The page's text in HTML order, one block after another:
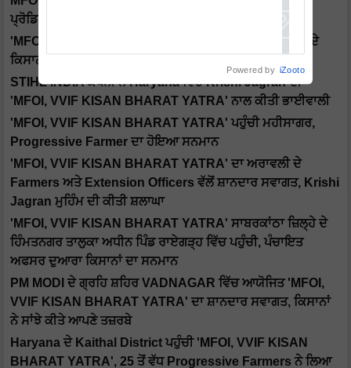
ਪ੍ਰੋਡਿਊਸਰ ਕੰਪਨੀ ਵੱਲੋਂ MFOI ਯਾਤਰਾ ਦਾ ਸ਼ਾਨਦਾਰ ਸਵਾਗਤ
'MFOI, VVIF KISAN BHARAT YATRA' ਦੌਰਾਨ ਹਰਿਆਣਾ ਦੇ
ਕਿਸਾਨਾਂ ਨੂੰ Krishi Jagran ਦੀਆਂ ਮੈਗਜ਼ੀਨ ਕੀਤੀਆਂ ਭੇਂਟ
STIHL INDIA ਕੰਪਨੀ ਨੇ Haryana ਵਿੱਚ Krishi Jagran ਦੀ
'MFOI, VVIF KISAN BHARAT YATRA' ਨਾਲ ਕੀਤੀ ਭਾਈਵਾਲੀ
'MFOI, VVIF KISAN BHARAT YATRA' ਪਹੁੰਚੀ ਮਹੀਸਾਗਰ,
Progressive Farmer ਦਾ ਹੋਇਆ ਸਨਮਾਨ
'MFOI, VVIF KISAN BHARAT YATRA' ਦਾ ਅਰਾਵਲੀ ਦੇ
Farmers ਅਤੇ Extension Officers ਵੱਲੋਂ ਸ਼ਾਨਦਾਰ ਸਵਾਗਤ, Krishi
Jagran ਮੁਹਿੰਮ ਦੀ ਕੀਤੀ ਸ਼ਲਾਘਾ
'MFOI, VVIF KISAN BHARAT YATRA' ਸਾਬਰਕਾਂਠਾ ਜ਼ਿਲ੍ਹੇ ਦੇ
ਹਿੰਮਤਨਗਰ ਤਾਲੁਕਾ ਅਧੀਨ ਪਿੰਡ ਰਾਏਗੜ੍ਹ ਵਿੱਚ ਪਹੁੰਚੀ, ਪੰਚਾਇਤ
ਅਫਸਰ ਦੁਆਰਾ ਕਿਸਾਨਾਂ ਦਾ ਸਨਮਾਨ
PM MODI ਦੇ ਗ੍ਰਹਿ ਸ਼ਹਿਰ VADNAGAR ਵਿੱਚ ਆਯੋਜਿਤ 'MFOI,
VVIF KISAN BHARAT YATRA' ਦਾ ਸ਼ਾਨਦਾਰ ਸਵਾਗਤ, ਕਿਸਾਨਾਂ
ਨੇ ਸਾਂਝੇ ਕੀਤੇ ਆਪਣੇ ਤਜ਼ਰਬੇ
Haryana ਦੇ Kaithal District ਪਹੁੰਚੀ 'MFOI, VVIF KISAN
BHARAT YATRA', 25 ਤੋਂ ਵੱਧ Progressive Farmers ਨੇ ਲਿਆ
Powered by iZooto